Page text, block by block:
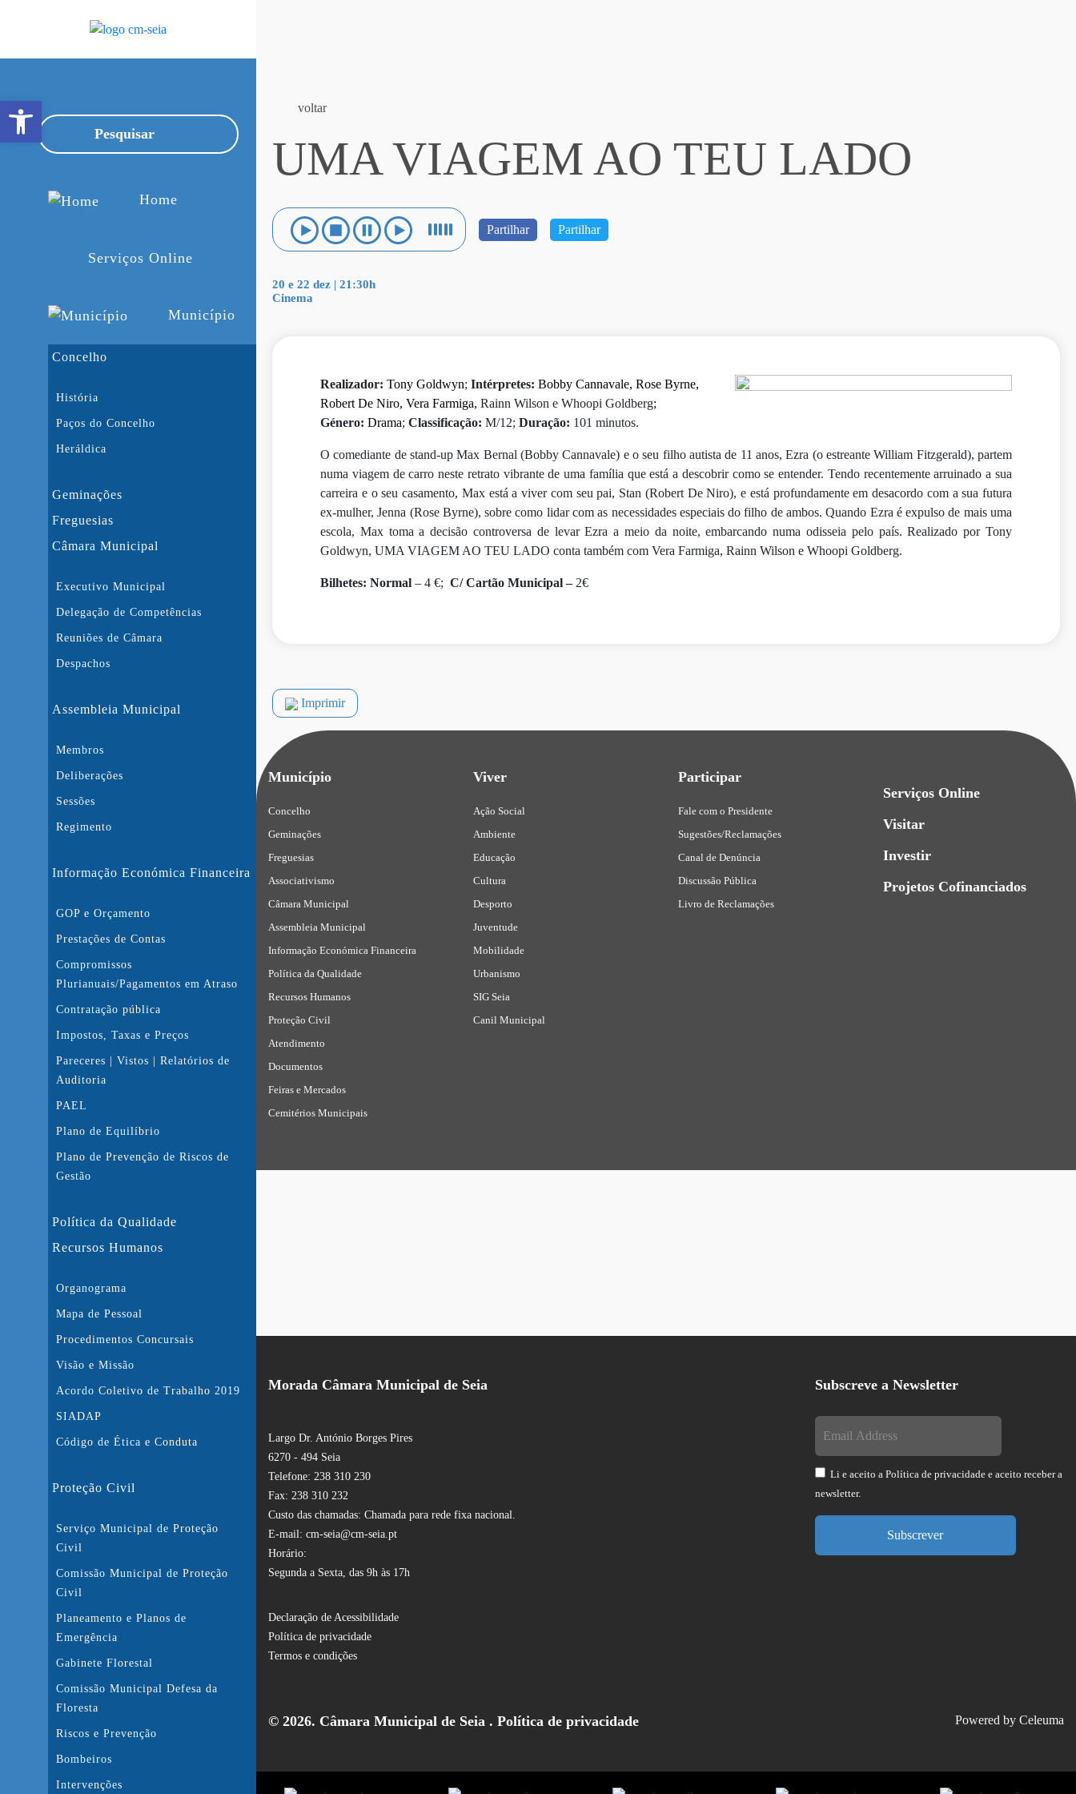
Home
Serviços Online
Município
Concelho
História
Paços do Concelho
Heráldica
Geminações
Freguesias
Câmara Municipal
Executivo Municipal
Delegação de Competências
Reuniões de Câmara
Despachos
Assembleia Municipal
Membros
Deliberações
Sessões
Regimento
Informação Económica Financeira
GOP e Orçamento
Prestações de Contas
Compromissos
Plurianuais/Pagamentos em Atraso
Contratação pública
Impostos, Taxas e Preços
Pareceres | Vistos | Relatórios de
Auditoria
PAEL
Plano de Equilíbrio
Plano de Prevenção de Riscos de
Gestão
Política da Qualidade
Recursos Humanos
Organograma
Mapa de Pessoal
Procedimentos Concursais
Visão e Missão
Acordo Coletivo de Trabalho 2019
SIADAP
Código de Ética e Conduta
Proteção Civil
Serviço Municipal de Proteção
Civil
Comissão Municipal de Proteção
Civil
Planeamento e Planos de
Emergência
Gabinete Florestal
Comissão Municipal Defesa da
Floresta
Riscos e Prevenção
Bombeiros
Intervenções
voltar
UMA VIAGEM AO TEU LADO
Partilhar Partilhar
20 e 22 dez | 21:30h
Cinema
Realizador: Tony Goldwyn; Intérpretes: Bobby Cannavale, Rose Byrne,
Robert De Niro, Vera Farmiga, Rainn Wilson e Whoopi Goldberg;
Género: Drama; Classificação: M/12; Duração: 101 minutos.
O comediante de stand-up Max Bernal (Bobby Cannavale) e o seu filho autista de 11 anos, Ezra (o estreante William Fitzgerald), partem
numa viagem de carro neste retrato vibrante de uma família que está a descobrir como se entender. Tendo recentemente arruinado a sua
carreira e o seu casamento, Max está a viver com seu pai, Stan (Robert De Niro), e está profundamente em desacordo com a sua futura
ex-mulher, Jenna (Rose Byrne), sobre como lidar com as necessidades especiais do filho de ambos. Quando Ezra é expulso de mais uma
escola, Max toma a decisão controversa de levar Ezra a meio da noite, embarcando numa odisseia pelo país. Realizado por Tony
Goldwyn, UMA VIAGEM AO TEU LADO conta também com Vera Farmiga, Rainn Wilson e Whoopi Goldberg.
Bilhetes: Normal – 4 €; C/ Cartão Municipal – 2€
Imprimir
Município
Concelho
Geminações
Freguesias
Associativismo
Câmara Municipal
Assembleia Municipal
Informação Económica Financeira
Política da Qualidade
Recursos Humanos
Proteção Civil
Atendimento
Documentos
Feiras e Mercados
Cemitérios Municipais
Viver
Ação Social
Ambiente
Educação
Cultura
Desporto
Juventude
Mobilidade
Urbanismo
SIG Seia
Canil Municipal
Participar
Fale com o Presidente
Sugestões/Reclamações
Canal de Denúncia
Discussão Pública
Livro de Reclamações
Serviços Online
Visitar
Investir
Projetos Cofinanciados
Morada Câmara Municipal de Seia
Largo Dr. António Borges Pires
6270 - 494 Seia
Telefone: 238 310 230
Fax: 238 310 232
Custo das chamadas: Chamada para rede fixa nacional.
E-mail: cm-seia@cm-seia.pt
Horário:
Segunda a Sexta, das 9h às 17h
Declaração de Acessibilidade
Política de privacidade
Termos e condições
Subscreve a Newsletter
Li e aceito a Política de privacidadee aceito receber a
newsletter.
Subscrever
© 2026. Câmara Municipal de Seia . Política de privacidade Powered by Celeuma
Open toolbar